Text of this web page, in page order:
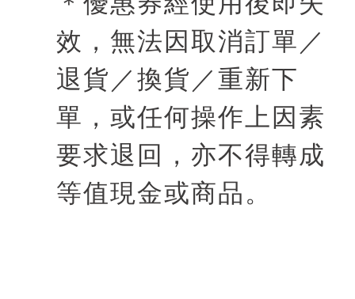
效，無法因取消訂單／
退貨／換貨／重新下
單，或任何操作上因素
要求退回，亦不得轉成
等值現金或商品。